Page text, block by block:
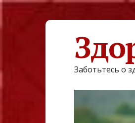
Заботьтесь о